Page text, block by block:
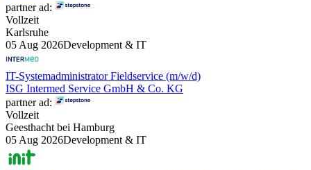
partner ad:
Vollzeit
Karlsruhe
05 Aug 2026Development & IT
IT-Systemadministrator Fieldservice (m/w/d)
ISG Intermed Service GmbH & Co. KG
partner ad:
Vollzeit
Geesthacht bei Hamburg
05 Aug 2026Development & IT